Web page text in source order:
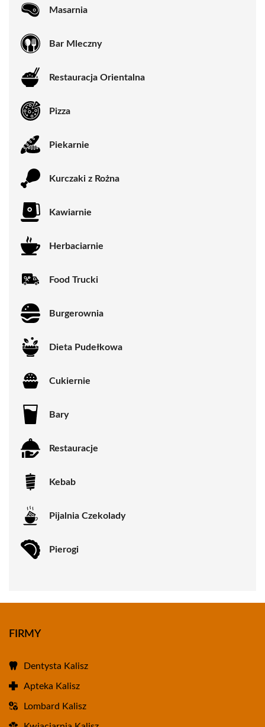
Masarnia
Bar Mleczny
Restauracja Orientalna
Pizza
Piekarnie
Kurczaki z Rożna
Kawiarnie
Herbaciarnie
Food Trucki
Burgerownia
Dieta Pudełkowa
Cukiernie
Bary
Restauracje
Kebab
Pijalnia Czekolady
Pierogi
FIRMY
Dentysta Kalisz
Apteka Kalisz
Lombard Kalisz